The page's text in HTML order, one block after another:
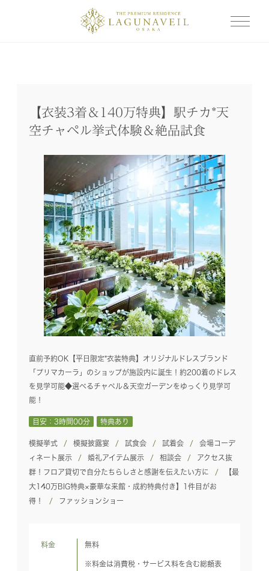
【衣装3着＆140万特典】駅チカ*天
空チャペル挙式体験＆絶品試食
直前予約OK【平日限定*衣装特典】オリジナルドレスブランド
「プリマカーラ」のショップが施設内に誕生！約200着のドレス
を見学可能◆選べるチャペル＆天空ガーデンをゆっくり見学可
能！
目安：3時間00分 特典あり
模擬挙式 模擬披露宴 試食会 試着会
会場コーデ
ィネート展示
婚礼アイテム展示 相談会
アクセス抜
群！フロア貸切で自分たちらしさと感謝を伝えたい方に
【最
大140万BIG特典×豪華な来館・成約特典付き】1件目がお
得！
ファッションショー
料金 無料
※料金は消費税・サービス料を含む総額表